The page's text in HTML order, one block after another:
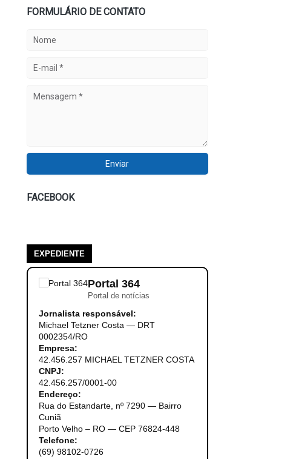
FORMULÁRIO DE CONTATO
FACEBOOK
EXPEDIENTE
Portal 364
Portal de notícias
Jornalista responsável:
Michael Tetzner Costa — DRT
0002354/RO
Empresa:
42.456.257 MICHAEL TETZNER COSTA
CNPJ:
42.456.257/0001-00
Endereço:
Rua do Estandarte, nº 7290 — Bairro
Cuniã
Porto Velho – RO — CEP 76824-448
Telefone:
(69) 98102-0726